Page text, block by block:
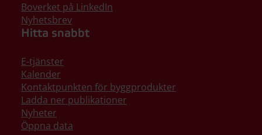
Boverket på LinkedIn
Nyhetsbrev
Hitta snabbt
E-tjänster
Kalender
Kontaktpunkten för byggprodukter
Ladda ner publikationer
Nyheter
Öppna data